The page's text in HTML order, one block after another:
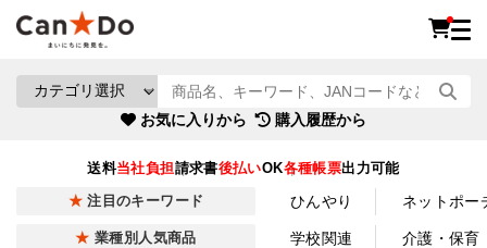
お気に入りから 購入履歴から
送料当社負担請求書後払いOK各種帳票出力可能
注目のキーワード ひんやり ネットポー
業種別人気商品 学校関連 介護・保育